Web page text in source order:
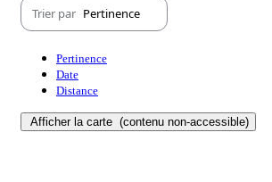
Trier par Pertinence
Pertinence
Date
Distance
Afficher la carte (contenu non-accessible)